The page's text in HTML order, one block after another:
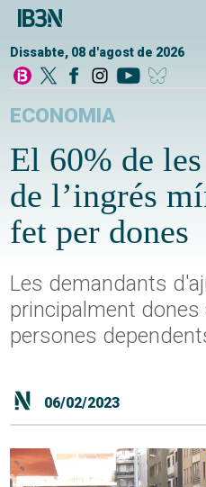
Dissabte, 08 d'agost de 2026
ECONOMIA
El 60% de
de l’ingrés
fet per dones
Les demandants
principalment
persones
06/02/2023